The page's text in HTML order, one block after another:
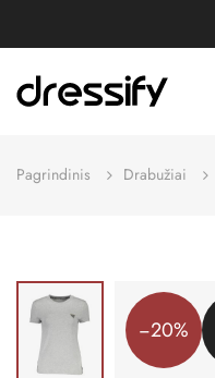
Pagrindinis Drabužiai
−20%